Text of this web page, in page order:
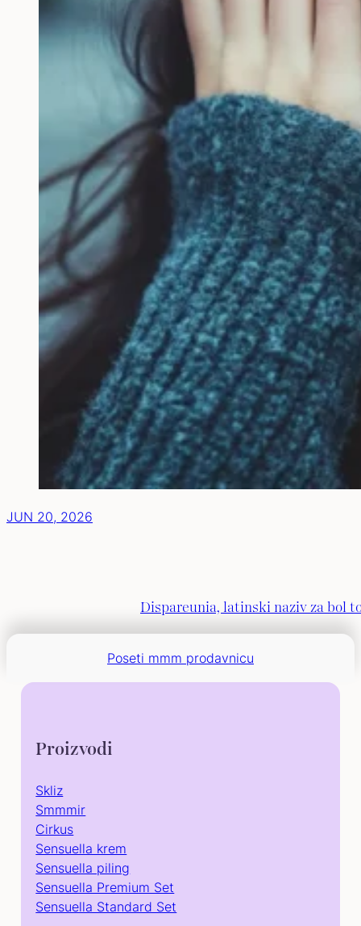
JUN 20, 2026
Dispareunia, latinski naziv za bol
Poseti mmm prodavnicu
Proizvodi
Skliz
Smmmir
Cirkus
Sensuella krem
Sensuella piling
Sensuella Premium Set
Sensuella Standard Set